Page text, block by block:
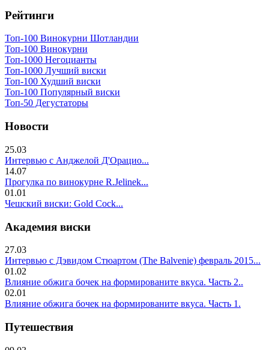
Рейтинги
Топ-100 Винокурни Шотландии
Топ-100 Винокурни
Топ-1000 Негоцианты
Топ-1000 Лучший виски
Топ-100 Худший виски
Топ-100 Популярный виски
Топ-50 Дегустаторы
Новости
25.03
Интервью с Анджелой Д'Орацио...
14.07
Прогулка по винокурне R.Jelinek...
01.01
Чешский виски: Gold Cock...
Академия виски
27.03
Интервью с Дэвидом Стюартом (The Balvenie) февраль 2015...
01.02
Влияние обжига бочек на формированите вкуса. Часть 2..
02.01
Влияние обжига бочек на формированите вкуса. Часть 1.
Путешествия